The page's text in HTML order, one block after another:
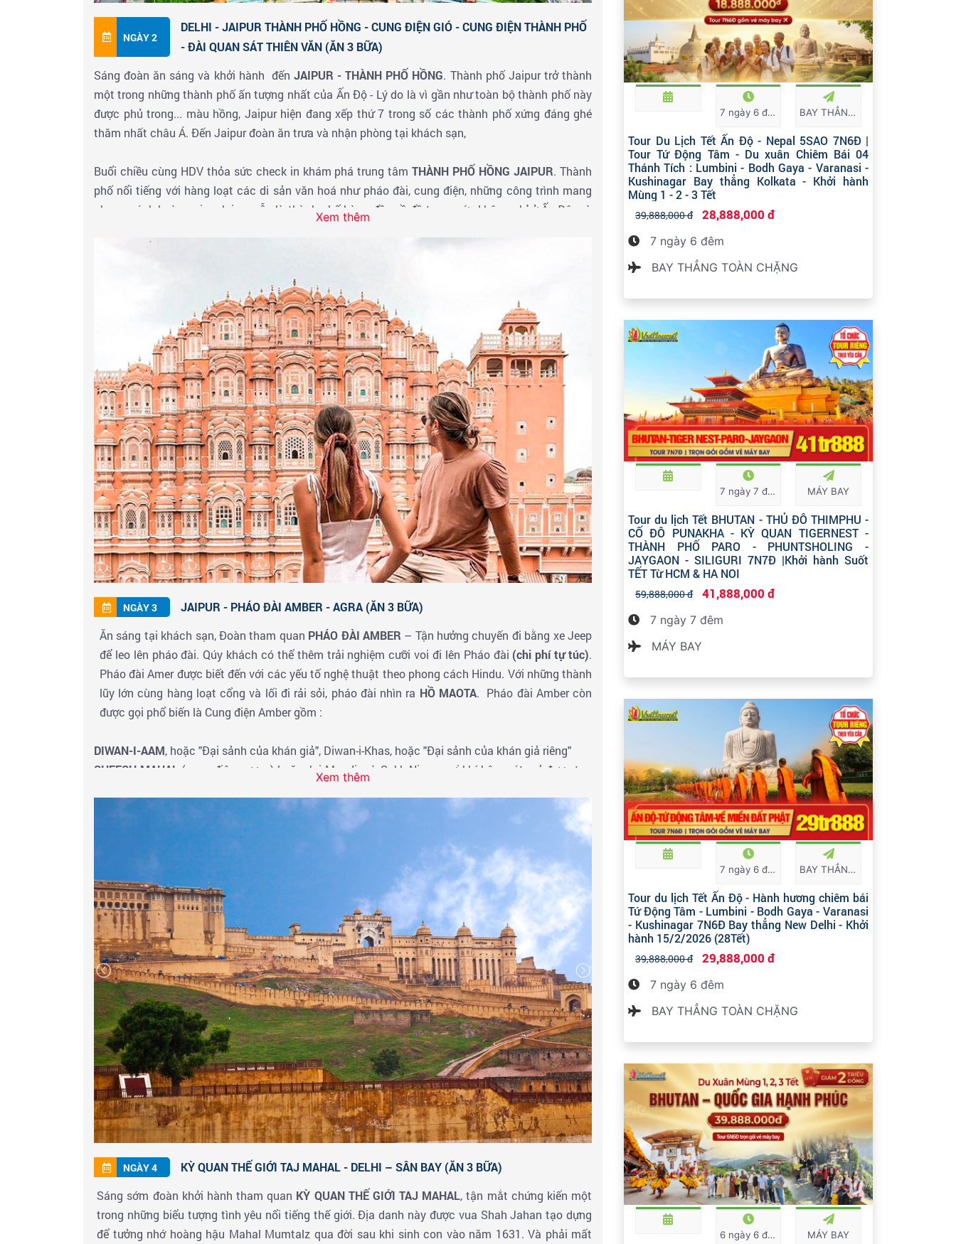
NGÀY 2
DELHI - JAIPUR THÀNH PHỐ HỒNG - CUNG ĐIỆN GIÓ - CUNG ĐIỆN THÀNH PHỐ
- ĐÀI QUAN SÁT THIÊN VĂN (ĂN 3 BỮA)
Sáng đoàn ăn sáng và khởi hành đến JAIPUR - THÀNH PHỐ HỒNG. Thành phố Jaipur trở thành
một trong những thành phố ấn tượng nhất của Ấn Độ - Lý do là vì gần như toàn bộ thành phố này
được phủ trong... màu hồng, Jaipur hiện đang xếp thứ 7 trong số các thành phố xứng đáng ghé
thăm nhất châu Á. Đến Jaipur đoàn ăn trưa và nhận phòng tại khách sạn,
Buổi chiều cùng HDV thỏa sức check in khám phá trung tâmTHÀNH PHỐ HỒNG JAIPUR. Thành
phố nổi tiếng với hàng loạt các di sản văn hoá như pháo đài, cung điện, những công trình mang
phong cách hoàng gia - Jaipur vẫn là thành phố hàng đầu về đồ trang sức không chỉ ở Ấn Độ mà
trúc đặc biệt với gần 1000 ô cửa sổ. Cung điện từng là hậu cung của vua chúa và hiện đã trở
thành biểu tượng của người dân địa phương.
MAHARAJA’S CITY PALACE - CUNG ĐIỆN THÀNH PHỐ
, khu phức hợp rộng lớn có
một số sân và khu vườn tạo nên sự tương phản tuyệt vời với nhiều công trình kiến trúc nguy nga
bao gồm Mubarak Mahal, Chandra Mahal, Badal Mahal và đền Sri Govind Dev. Những bình nước
khổng lồ bằng bạc được trưng bày tại Diwan-I-Khas được ghi vào sách Guinness là lớn nhất trên
thế giới.
+ Tham quanJANTAR MANTAR - ĐÀI QUAN SÁT THIÊN VĂNbằng đá lớn nhất trên thế giới và là
một Di sản Thế giới được UNESCO công nhận. Jantar Mantar nằm ngay cạnh cung điện thành
phố, xây dựng trong khoảng thời gian từ năm 1727 đến năm 1733. Nghỉ đêm tại khách sạn hoặc
cùng HDV khám phá thành phố hồng Jaipur về đêm.
Xem thêm
NGÀY 3
JAIPUR - PHÁO ĐÀI AMBER - AGRA (ĂN 3 BỮA)
Ăn sáng tại khách sạn, Đoàn tham quan PHÁO ĐÀI AMBER – Tận hưởng chuyến đi bằng xe Jeep
để leo lên pháo đài. Qúy khách có thể thêm trải nghiệm cưỡi voi đi lên Pháo đài (chi phí tự túc).
Pháo đài Amer được biết đến với các yếu tố nghệ thuật theo phong cách Hindu. Với những thành
lũy lớn cùng hàng loạt cổng và lối đi rải sỏi, pháo đài nhìn ra HỒ MAOTA. Pháo đài Amber còn
được gọi phổ biến là Cung điện Amber gồm :
DIWAN-I-AAM, hoặc "Đại sảnh của khán giả", Diwan-i-Khas, hoặc "Đại sảnh của khán giả riêng"
SHEESH MAHAL (cung điện gương) hoặc Jai Mandir, và Sukh Niwas nơi khí hậu mát mẻ được tạo
gần Cổng Ganesh của pháo đài, có một ngôi đền thờ SHILA DEVI.
Đến giờ hẹn, đoàn đi xuống núi bằng xe jeep - Đoàn ăn trưa tại nhà hàng & nghỉ ngơi trên xe khởi
AGRA
- một thành phố nằm bên sông Yamuna, thuộc bang Uttar Pradesh, cách thủ đô
Delhi 200 km về phía nam. Hành trình tham quan đền
TAJ MAHAL
không chỉ là niềm tự hào của
người dân Ấn Độ mà còn là địa điểm du lịch nổi tiếng được Unesco công nhận là di sản thế giới
năm 1983, tọa lạc bên bờ sông Yamuna thuộc thành phố cổ Agra.
Đến Agra đoàn tham quan một vòng trung tâm thành phố & nhận phòng khách sạn đoàn ăn tối &
nghỉ ngơi.
Xem thêm
NGÀY 4
KỲ QUAN THẾ GIỚI TAJ MAHAL - DELHI – SÂN BAY (ĂN 3 BỮA)
Sáng sớm đoàn khởi hành tham quan KỲ QUAN THẾ GIỚI TAJ MAHAL, tận mắt chứng kiến một
trong những biểu tượng tình yêu nổi tiếng thế giới. Địa danh này được vua Shah Jahan tạo dựng
để tưởng nhớ hoàng hậu Mahal Mumtalz qua đời sau khi sinh con vào năm 1631. Và phải mất
7 ngày 6 đêm BAY THẲNG TOÀN CHẶNG
Tour Du Lịch Tết Ấn Độ - Nepal 5SAO 7N6Đ |
Tour Tứ Động Tâm - Du xuân Chiêm Bái 04
Thánh Tích : Lumbini - Bodh Gaya - Varanasi -
Kushinagar Bay thẳng Kolkata - Khởi hành
Mùng 1 - 2 - 3 Tết
39,888,000 đ 28,888,000 đ
7 ngày 6 đêm
BAY THẲNG TOÀN CHẶNG
7 ngày 7 đêm MÁY BAY
Tour du lịch Tết BHUTAN - THỦ ĐÔ THIMPHU -
CỐ ĐÔ PUNAKHA - KỲ QUAN TIGERNEST -
THÀNH PHỐ PARO - PHUNTSHOLING -
JAYGAON - SILIGURI 7N7Đ |Khởi hành Suốt
TẾT Từ HCM & HA NOI
59,888,000 đ 41,888,000 đ
7 ngày 7 đêm
MÁY BAY
7 ngày 6 đêm BAY THẲNG TOÀN CHẶNG
Tour du lịch Tết Ấn Độ - Hành hương chiêm bái
Tứ Động Tâm - Lumbini - Bodh Gaya - Varanasi
- Kushinagar 7N6Đ Bay thẳng New Delhi - Khởi
hành 15/2/2026 (28Tết)
39,888,000 đ 29,888,000 đ
7 ngày 6 đêm
BAY THẲNG TOÀN CHẶNG
6 ngày 6 đêm MÁY BAY